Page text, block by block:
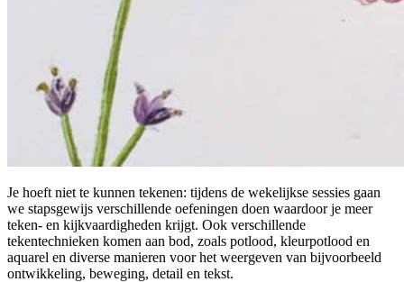
Je hoeft niet te kunnen tekenen: tijdens de wekelijkse sessies gaan
we stapsgewijs verschillende oefeningen doen waardoor je meer
teken- en kijkvaardigheden krijgt. Ook verschillende
tekentechnieken komen aan bod, zoals potlood, kleurpotlood en
aquarel en diverse manieren voor het weergeven van bijvoorbeeld
ontwikkeling, beweging, detail en tekst.